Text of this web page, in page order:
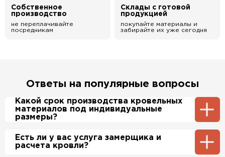
Собственное
производство
не переплачивайте
посредникам
Склады с готовой
продукцией
покупайте материалы и
забирайте их уже сегодня
Ответы на популярные вопросы
Какой срок производства кровельных
материалов под индивидуальные
размеры?
Примерный срок производства
металлочерепицы и профнастила 1-2 дня.
Производственные мощности позволяют нам
Есть ли у вас услуга замерщика и
расчета кровли?